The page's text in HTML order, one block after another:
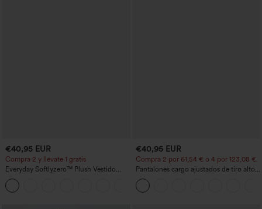
€40,95 EUR
Compra 2 y llévate 1 gratis
Everyday Softlyzero™ Plush Vestido
deportivo sin espalda 2 en 1
acampanado -Wannabe -Easy Peezy
€40,95 EUR
Compra 2 por 61,54 € o 4 por 123,08 €.
Pantalones cargo ajustados de tiro alto
con múltiples bolsillos y cremallera con
botones